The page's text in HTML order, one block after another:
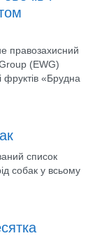
правозахисний
(EWG)
фруктів «Брудна
список
собак у всьому